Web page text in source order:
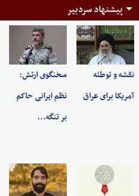
پیشنهاد سردبیر
نقشه و توطئه
آمریکا برای عراق
سخنگوی ارتش:
نظم ایرانی حاکم
بر تنگه…